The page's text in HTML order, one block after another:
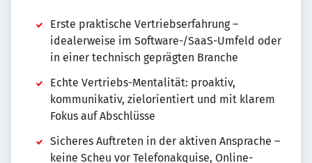
Erste praktische Vertriebserfahrung –
idealerweise im Software-/SaaS-Umfeld oder
in einer technisch geprägten Branche
Echte Vertriebs-Mentalität: proaktiv,
kommunikativ, zielorientiert und mit klarem
Fokus auf Abschlüsse
Sicheres Auftreten in der aktiven Ansprache –
keine Scheu vor Telefonakquise, Online-